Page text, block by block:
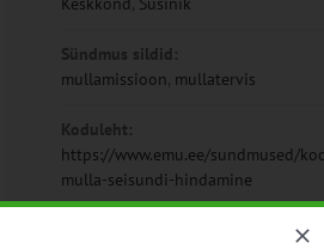
Sündmus sildid:
mullamissioon, mullatervis
Koduleht:
https://www.emu.ee/sundmused/
mulla-seisundi-hindamine